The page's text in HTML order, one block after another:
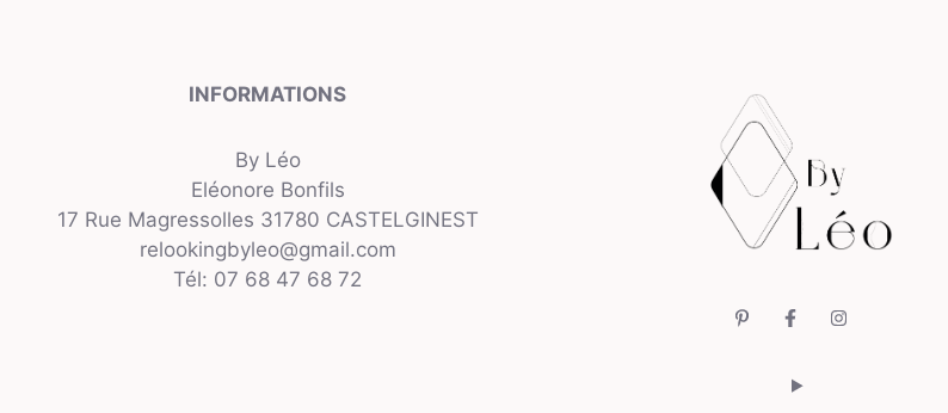
INFORMATIONS
By Léo
Eléonore Bonfils
17 Rue Magressolles 31780 CASTELGINEST
relookingbyleo@gmail.com
Tél: 07 68 47 68 72